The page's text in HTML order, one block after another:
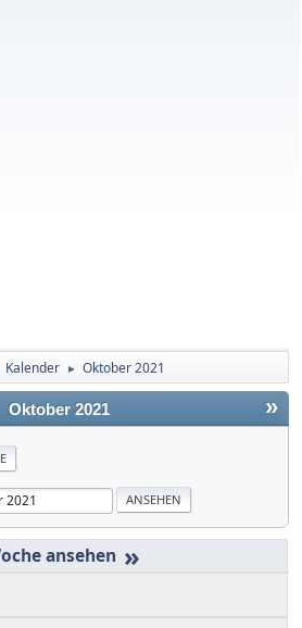
Kalender ► Oktober 2021
»
Oktober 2021
»